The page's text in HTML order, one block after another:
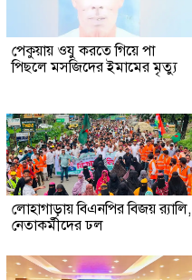
পেকুয়ায় ওযু করতে গিয়ে পা
পিছলে মসজিদের ইমামের মৃত্যু
লোহাগাড়ায় বিএনপির বিজয় র‍্যালি,
নেতাকর্মীদের ঢল